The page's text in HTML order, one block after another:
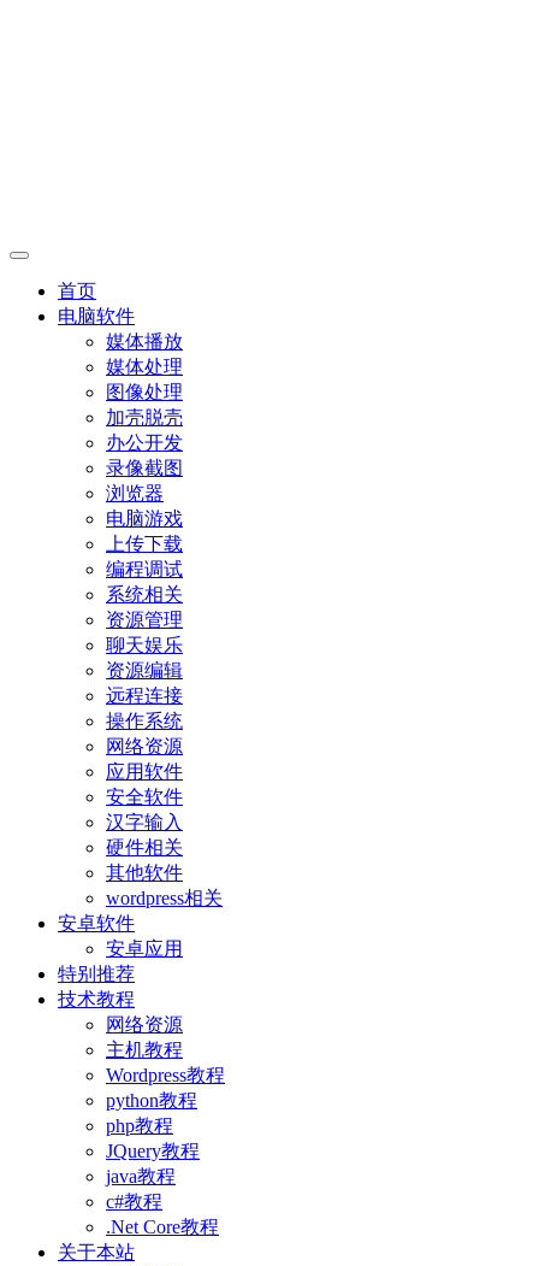
首页
电脑软件
媒体播放
媒体处理
图像处理
加壳脱壳
办公开发
录像截图
浏览器
电脑游戏
上传下载
编程调试
系统相关
资源管理
聊天娱乐
资源编辑
远程连接
操作系统
网络资源
应用软件
安全软件
汉字输入
硬件相关
其他软件
wordpress相关
安卓软件
安卓应用
特别推荐
技术教程
网络资源
主机教程
Wordpress教程
python教程
php教程
JQuery教程
java教程
c#教程
.Net Core教程
关于本站